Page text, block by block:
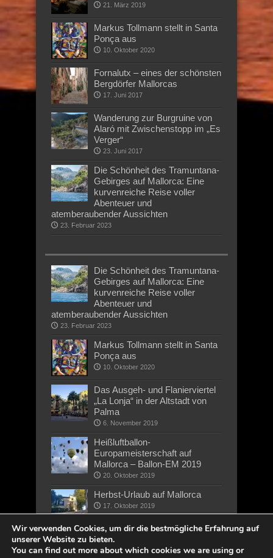
21. März 2019
Markus Tollmann stellt in Santa
Ponça aus
10. Oktober 2020
Fornalutx – eines der schönsten
Bergdörfer Mallorcas
17. Juni 2017
Wanderung zur Burgruine von
Alaró mit Zwischenstopp im „Es
Verger“
23. Juni 2017
Die Schönheit des Tramuntana-
Gebirges auf Mallorca: Eine
kurvenreiche Reise voller
Abenteuer und
atemberaubender Aussichten
23. Februar 2023
Die Schönheit des Tramuntana-
Gebirges auf Mallorca: Eine
kurvenreiche Reise voller
Abenteuer und
atemberaubender Aussichten
23. Februar 2023
Markus Tollmann stellt in Santa
Ponça aus
10. Oktober 2020
Das Ausgeh- und Flanierviertel
„La Lonja“ in der Altstadt von
Palma
6. November 2019
Heißluftballon-
Europameisterschaft auf
Mallorca – Ballon-EM 2019
20. Oktober 2019
Herbst-Urlaub auf Mallorca
17. Oktober 2019
Wir verwenden Cookies, um dir die bestmögliche Erfahrung auf
unserer Website zu bieten.
You can find out more about which cookies we are using or